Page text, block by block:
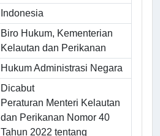
Indonesia
Biro Hukum, Kementerian
Kelautan dan Perikanan
Hukum Administrasi Negara
Dicabut
Peraturan Menteri Kelautan
dan Perikanan Nomor 40
Tahun 2022 tentang